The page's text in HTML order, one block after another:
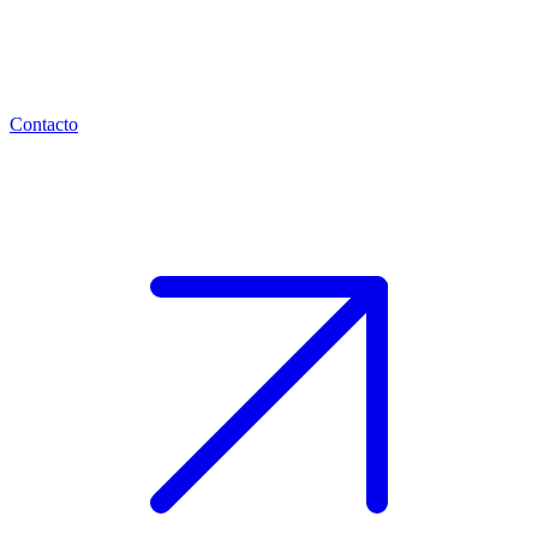
Contacto